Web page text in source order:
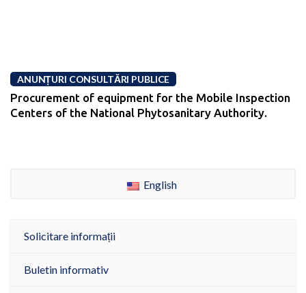
ANUNȚURI CONSULTĂRI PUBLICE
Procurement of equipment for the Mobile Inspection
Centers of the National Phytosanitary Authority.
English
Solicitare informații
Buletin informativ